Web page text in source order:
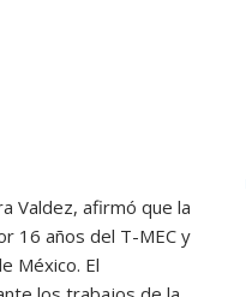
Valdez, afirmó que la
16 años del T-MEC y
México. El